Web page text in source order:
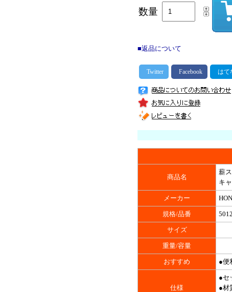
数量
■返品について
商品名
薪
キ
メーカー
規格/品番
サイズ
重量/容量
おすすめ ●便
仕様
●セ
●材